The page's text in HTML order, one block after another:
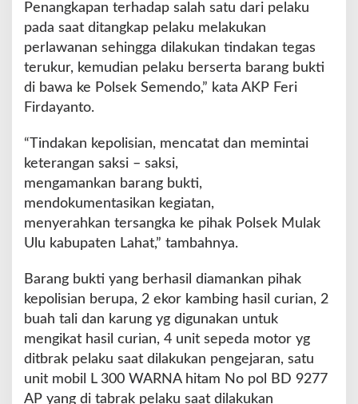
Penangkapan terhadap salah satu dari pelaku
pada saat ditangkap pelaku melakukan
perlawanan sehingga dilakukan tindakan tegas
terukur, kemudian pelaku berserta barang bukti
di bawa ke Polsek Semendo,” kata AKP Feri
Firdayanto.
“Tindakan kepolisian, mencatat dan memintai
keterangan saksi – saksi,
mengamankan barang bukti,
mendokumentasikan kegiatan,
menyerahkan tersangka ke pihak Polsek Mulak
Ulu kabupaten Lahat,” tambahnya.
Barang bukti yang berhasil diamankan pihak
kepolisian berupa, 2 ekor kambing hasil curian, 2
buah tali dan karung yg digunakan untuk
mengikat hasil curian, 4 unit sepeda motor yg
ditbrak pelaku saat dilakukan pengejaran, satu
unit mobil L 300 WARNA hitam No pol BD 9277
AP yang di tabrak pelaku saat dilakukan